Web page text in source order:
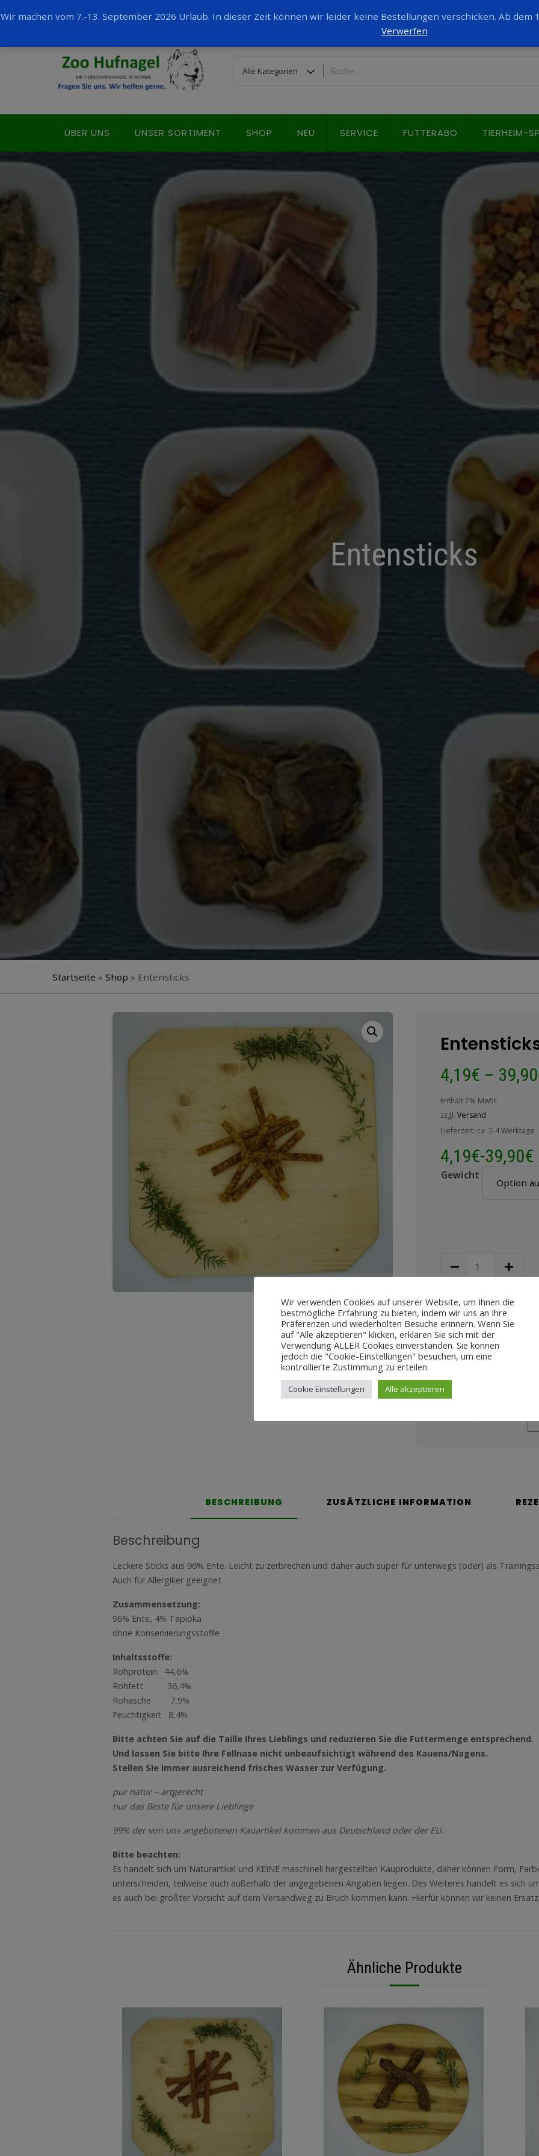
ÜBER UNS UNSER SORTIMENT SHOP NEU SERVICE FUTTERABO TIERHEIM-
Entensticks
Startseite » Shop » Entensticks
4,19€ – 39,90
Enthält 7% MwSt.
zzgl.Versand
Lieferzeit: ca. 2-4 Werktage
4,19€-39,90€
Gewicht
IN DEN
SKU:
BESCHREIBUNG ZUSÄTZLICHE INFORMATION
Beschreibung
Leckere Sticks aus 96% Ente. Leicht zu zerbrechen und daher auch super für unterwegs (oder) als
Auch für Allergiker geeignet.
Zusammensetzung:
96% Ente, 4% Tapioka
ohne Konservierungsstoffe
Inhaltsstoffe:
Rohprotein 44,6%
Rohfett 36,4%
Rohasche 7,9%
Feuchtigkeit 8,4%
Bitte achten Sie auf die Taille Ihres Lieblings und reduzieren Sie die Futtermenge entsprechend.
Und lassen Sie bitte Ihre Fellnase nicht unbeaufsichtigt während des Kauens/Nagens.
Stellen Sie immer ausreichend frisches Wasser zur Verfügung.
pur natur – artgerecht
nur das Beste für unsere Lieblinge
99% der von uns angebotenen Kauartikel kommen aus Deutschland oder der EU.
Bitte beachten:
Es handelt sich um Naturartikel und KEINE maschinell hergestellten Kauprodukte, daher können Form,
unterscheiden, teilweise auch außerhalb der angegebenen Angaben liegen. Des Weiteres handelt es sich
es auch bei größter Vorsicht auf dem Versandweg zu Bruch kommen kann. Hierfür können wir keinen
Ähnliche Produkte
Wir verwenden Cookies auf unserer Website, um Ihnen die
bestmögliche Erfahrung zu bieten, indem wir uns an Ihre
Präferenzen und wiederholten Besuche erinnern. Wenn Sie
auf "Alle akzeptieren" klicken, erklären Sie sich mit der
Verwendung ALLER Cookies einverstanden. Sie können
jedoch die "Cookie-Einstellungen" besuchen, um eine
kontrollierte Zustimmung zu erteilen.
Cookie Einstellungen Alle akzeptieren
Wir machen vom 7.-13. September 2026 Urlaub. In dieser Zeit können wir leider keine Bestellungen verschicken. Ab
Verwerfen